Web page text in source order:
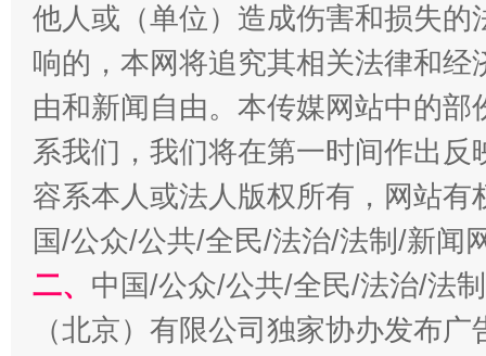
千年窑火 生生不息 一
他人或（单位）造成伤害和损失
响的，本网将追究其相关法律和
由和新闻自由。本传媒网站中的
系我们，我们将在第一时间作出
容系本人或法人版权所有，网站
国/公众/公共/全民/法治/法制/新闻
二、 中国/公众/公共/全民/法治/法
（北京）有限公司独家协办发布